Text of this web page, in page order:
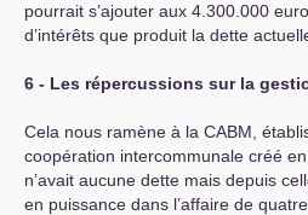
pourrait s’ajouter aux 4.300.000
d’intérêts que produit la dette
6 - Les répercussions sur la
Cela nous ramène à la CABM ,
coopération intercommunale créé
n’avait aucune dette mais depuis
en puissance dans l’affaire de